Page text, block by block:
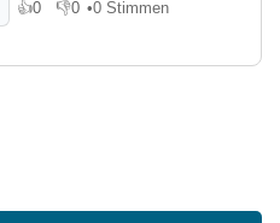
👍0
Gefällt mir
👎0
Gefällt mir nicht
•0 Stimmen